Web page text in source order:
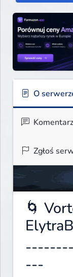
O
Zgłoś
🌀
---